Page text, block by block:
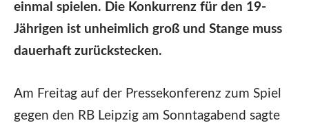
einmal spielen. Die Konkurrenz für den 19-
Jährigen ist unheimlich groß und Stange muss
dauerhaft zurückstecken.
Am Freitag auf der Pressekonferenz zum Spiel
gegen den RB Leipzig am Sonntagabend sagte